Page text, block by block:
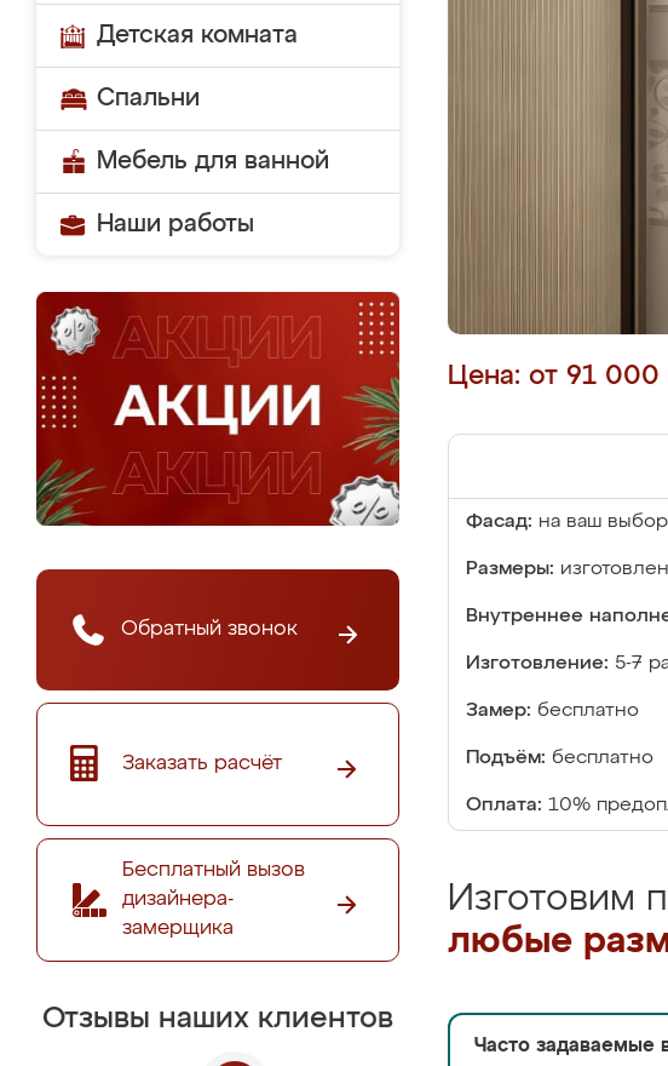
Детская комната
Спальни
Мебель для ванной
Наши работы
Обратный звонок
Заказать расчёт
Бесплатный вызов
дизайнера-
замерщика
Отзывы наших клиентов
Цена: от 91 000
Фасад: на ваш
Размеры:
Внутреннее
Изготовление: 5-7
Замер: бесплатно
Подъём: бесплатно
Оплата: 10%
Изготовим
любые
Часто задаваемые